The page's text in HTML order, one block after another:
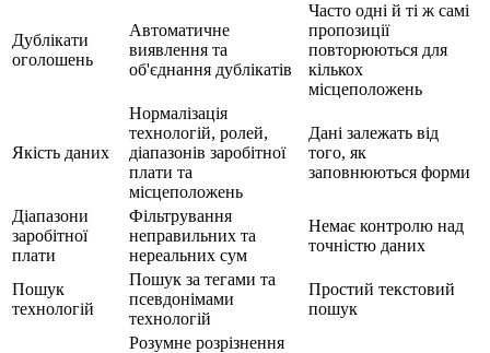
Дублікати
оголошень
Автоматичне
виявлення та
об'єднання дублікатів
Часто одні й ті ж самі
пропозиції
повторюються для
кількох
місцеположень
Якість даних
Нормалізація
технологій, ролей,
діапазонів заробітної
плати та
місцеположень
Дані залежать від
того, як
заповнюються форми
Діапазони
заробітної
плати
Фільтрування
неправильних та
нереальних сум
Немає контролю над
точністю даних
Пошук
технологій
Пошук за тегами та
псевдонімами
технологій
Простий текстовий
пошук
Розумне розрізнення